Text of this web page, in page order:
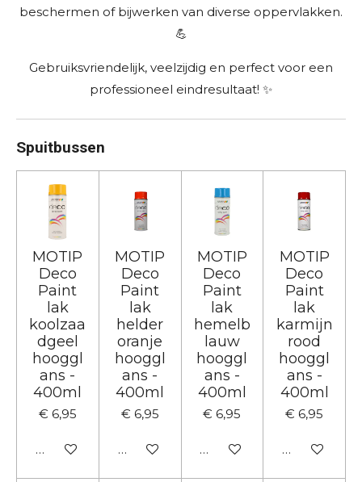
beschermen of bijwerken van diverse oppervlakken.
💪
Gebruiksvriendelijk, veelzijdig en perfect voor een
professioneel eindresultaat! ✨
Spuitbussen
MOTIP
Deco
Paint
lak
koolzaa
dgeel
hooggl
ans -
400ml
€ 6,95
In winkelwagen
MOTIP
Deco
Paint
lak
helder
oranje
hooggl
ans -
400ml
€ 6,95
In winkelwagen
MOTIP
Deco
Paint
lak
hemelb
lauw
hooggl
ans -
400ml
€ 6,95
In winkelwagen
MOTIP
Deco
Paint
lak
karmijn
rood
hooggl
ans -
400ml
€ 6,95
In